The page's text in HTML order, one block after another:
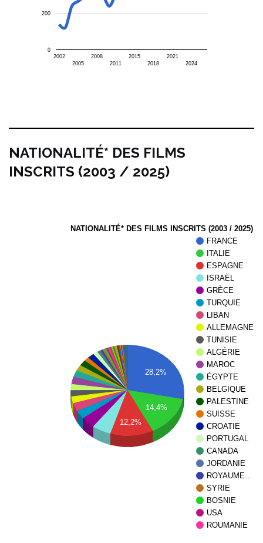
2002
2005
2008
2011
2015
2018
2021
2024
0
200
NATIONALITÉ* DES FILMS
INSCRITS (2003 / 2025)
NATIONALITÉ* DES FILMS INSCRITS (2003 / 2025)
FRANCE
ITALIE
ESPAGNE
ISRAËL
GRÈCE
TURQUIE
LIBAN
ALLEMAGNE
TUNISIE
ALGÉRIE
MAROC
ÉGYPTE
BELGIQUE
PALESTINE
SUISSE
CROATIE
PORTUGAL
CANADA
JORDANIE
ROYAUME…
SYRIE
BOSNIE
USA
ROUMANIE
28,2%
14,4%
12,2%